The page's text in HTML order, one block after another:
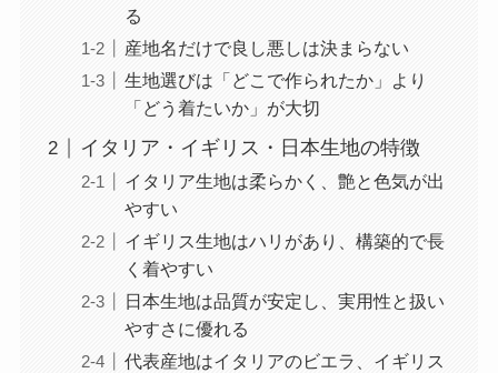
る
産地名だけで良し悪しは決まらない
生地選びは「どこで作られたか」より
「どう着たいか」が大切
イタリア・イギリス・日本生地の特徴
イタリア生地は柔らかく、艶と色気が出
やすい
イギリス生地はハリがあり、構築的で長
く着やすい
日本生地は品質が安定し、実用性と扱い
やすさに優れる
代表産地はイタリアのビエラ、イギリス